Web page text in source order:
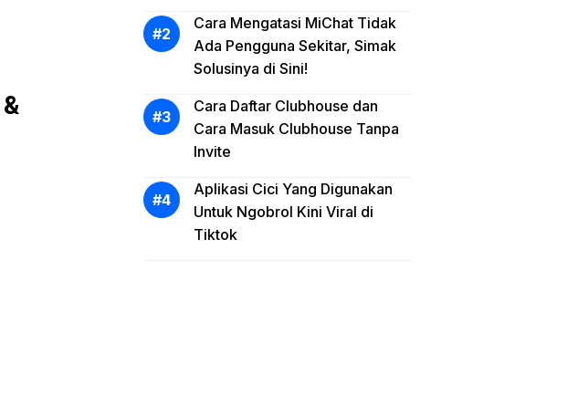
Cara Mengatasi MiChat Tidak
Ada Pengguna Sekitar, Simak
Solusinya di Sini!
Cara Daftar Clubhouse dan
Cara Masuk Clubhouse Tanpa
Invite
Aplikasi Cici Yang Digunakan
Untuk Ngobrol Kini Viral di
Tiktok